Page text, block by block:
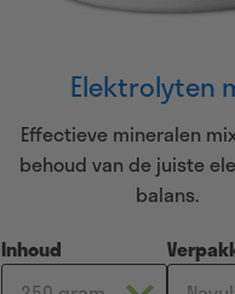
Elektrolyten
Effectieve mineralen
behoud van de juiste
balans.
Inhoud